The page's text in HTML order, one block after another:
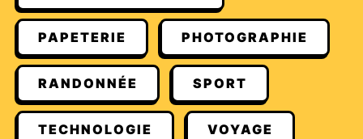
PAPETERIE PHOTOGRAPHIE
RANDONNÉE SPORT
TECHNOLOGIE VOYAGE